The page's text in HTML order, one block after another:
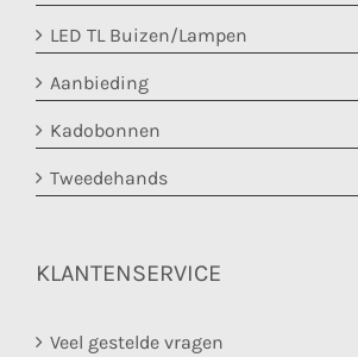
LED TL Buizen/Lampen
Aanbieding
Kadobonnen
Tweedehands
KLANTENSERVICE
Veel gestelde vragen